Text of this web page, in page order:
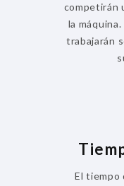
competirán
la
trabajarán
El tiempo